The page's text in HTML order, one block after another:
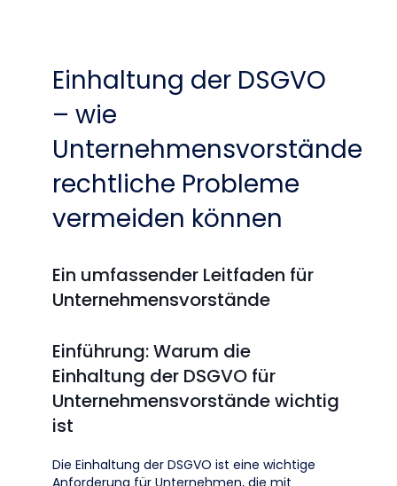
Einhaltung der DSGVO
– wie
Unternehmensvorstände
rechtliche Probleme
vermeiden können
Ein umfassender Leitfaden für
Unternehmensvorstände
Einführung: Warum die
Einhaltung der DSGVO für
Unternehmensvorstände wichtig
ist
Die Einhaltung der DSGVO ist eine wichtige
Anforderung für Unternehmen, die mit